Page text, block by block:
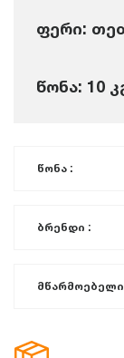
ფერი:
წონა: 10
წონა :
ბრენდი :
მწარმოებელი